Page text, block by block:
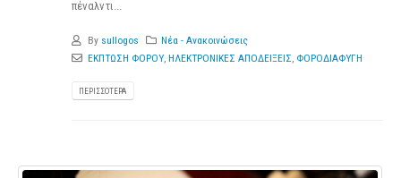
πέναλντι...
By sullogos
Νέα - Ανακοινώσεις
ΕΚΠΤΩΣΗ ΦΟΡΟΥ, ΗΛΕΚΤΡΟΝΙΚΕΣ ΑΠΟΔΕΙΞΕΙΣ, ΦΟΡΟΔΙΑΦΥΓΗ
ΠΕΡΙΣΣΌΤΕΡΑ